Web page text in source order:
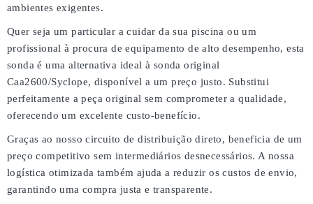
ambientes exigentes.
Quer seja um particular a cuidar da sua piscina ou um
profissional à procura de equipamento de alto desempenho, esta
sonda é uma alternativa ideal à sonda original
Caa2600/Syclope, disponível a umpreço justo. Substitui
perfeitamente a peça original sem comprometer a qualidade,
oferecendo um excelente custo-benefício.
Graças ao nossocircuito de distribuição direto, beneficia de um
preço competitivo sem intermediários desnecessários. A nossa
logística otimizada também ajuda a reduzir os custos de envio,
garantindo umacompra justa e transparente.